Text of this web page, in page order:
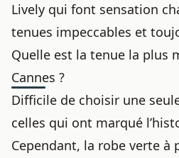
Lively qui font sensation
tenues impeccables et
Quelle est la tenue la plus
Cannes ?
Difficile de choisir une
celles qui ont marqué
Cependant, la robe verte à